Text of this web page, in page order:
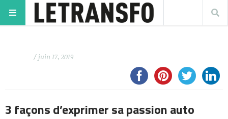
/ juin 17, 2019
3 façons d’exprimer sa passion auto